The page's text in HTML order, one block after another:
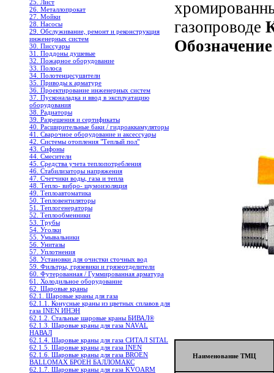
25. Лист
26. Металлопрокат
27. Мойки
28. Насосы
29. Обслуживание, ремонт и реконструкция
инженерных систем
30. Писсуары
31. Поддоны душевые
32. Пожарное оборудование
33. Полоса
34. Полотенцесушители
35. Приводы к арматуре
36. Проектирование инженерных систем
37. Пусконаладка и ввод в эксплуатацию
оборудования
38. Радиаторы
39. Разрешения и сертификаты
40. Расширительные баки / гидроаккамуляторы
41. Сварочное оборудование и аксессуары
42. Системы отопления "Теплый пол"
43. Сифоны
44. Смесители
45. Средства учета теплопотребления
46. Стабилизаторы напряжения
47. Счетчики воды, газа и тепла
48. Тепло- вибро- шумоизоляция
49. Теплоавтоматика
50. Тепловентиляторы
51. Теплогенераторы
52. Теплообменники
53. Трубы
54. Уголки
55. Умывальники
56. Унитазы
57. Уплотнения
58. Установки для очистки сточных вод
59. Фильтры, грязевики и грязеотделители
60. Футерованная / Гуммированная арматура
61. Холодильное oборудование
62. Шаровые краны
62.1. Шаровые краны для газа
62.1.1. Конусные краны из цветных сплавов для
газа INEN ИНЭН
62.1.2. Стальные шаровые краны БИВАЛ®
62.1.3. Шаровые краны для газа NAVAL
НАВАЛ
62.1.4. Шаровые краны для газа СИТАЛ SITAL
62.1.5. Шаровые краны для газа INEN
62.1.6. Шаровые краны для газа BROEN
BALLOMAX БРОЕН БАЛЛОМАКС
62.1.7. Шаровые краны для газа KVOARM
газопроводе
Наименование ТМЦ